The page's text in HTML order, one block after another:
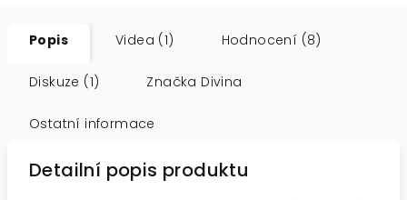
Popis Videa (1) Hodnocení (8)
Diskuze (1) Značka Divina
Ostatní informace
Detailní popis produktu